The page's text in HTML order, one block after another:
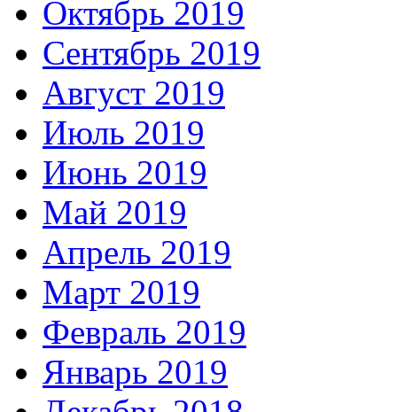
Октябрь 2019
Сентябрь 2019
Август 2019
Июль 2019
Июнь 2019
Май 2019
Апрель 2019
Март 2019
Февраль 2019
Январь 2019